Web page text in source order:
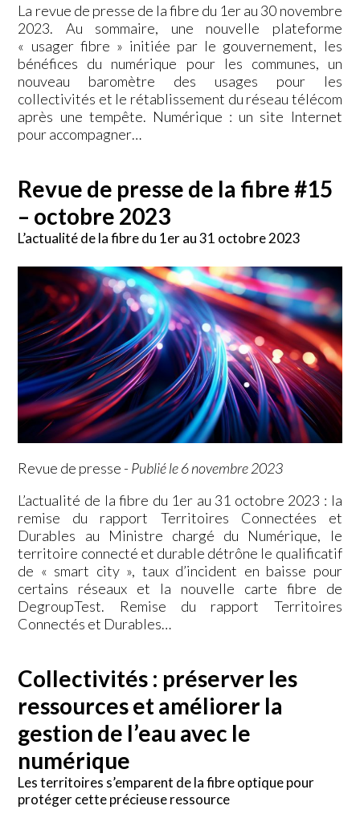
La revue de presse de la fibre du 1er au 30 novembre
2023. Au sommaire, une nouvelle plateforme
« usager fibre » initiée par le gouvernement, les
bénéfices du numérique pour les communes, un
nouveau baromètre des usages pour les
collectivités et le rétablissement du réseau télécom
après une tempête. Numérique : un site Internet
pour accompagner…
Revue de presse de la fibre #15
– octobre 2023
L’actualité de la fibre du 1er au 31 octobre 2023
Revue de presse - Publié le 6 novembre 2023
L’actualité de la fibre du 1er au 31 octobre 2023 : la
remise du rapport Territoires Connectées et
Durables au Ministre chargé du Numérique, le
territoire connecté et durable détrône le qualificatif
de « smart city », taux d’incident en baisse pour
certains réseaux et la nouvelle carte fibre de
DegroupTest. Remise du rapport Territoires
Connectés et Durables…
Collectivités : préserver les
ressources et améliorer la
gestion de l’eau avec le
numérique
Les territoires s’emparent de la fibre optique pour
protéger cette précieuse ressource